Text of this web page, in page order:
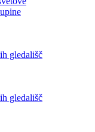
gledališč
gledališč